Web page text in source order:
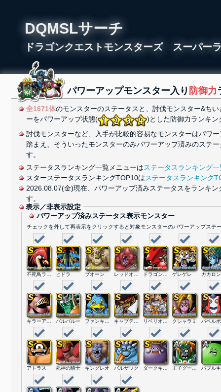
DQMSLサーチ
ドラゴンクエストモンスターズ スーパー
パワーアップモンスター入り 防御力
全1671体のモンスターのステータスと、討伐モンスター&ち
ーをパワーアップ状態(
)とした防御力ランキン
討伐モンスターなど、入手が比較的容易なモンスターはパワ
踏まえ、そういったモンスターのみパワーアップ済みのステ
す。
ステータスランキング一覧メニューはステータスランキング
スターステータスランキングTOP10はステータスランキング
2026.08.07(金)現在、パワーアップ済みステータスをランキ
す。
表示／非表示設定
パワーアップ済みステータス表示モンスター
チェックを外して再表示をクリックすると対象モンスターのパワーアップステ
ヒドラ ブオーン ゲレゲレ カカロン
バルバルー クシャラミ
アトラス 死神の騎士 キングレオ バルザック